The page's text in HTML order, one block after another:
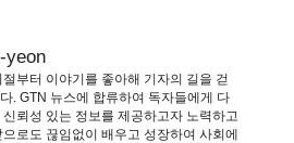
yeon
절부터 이야기를 좋아해 기자의 길을 걷
. GTN 뉴스에 합류하여 독자들에게 다
신뢰성 있는 정보를 제공하고자 노력하고
으로도 끊임없이 배우고 성장하여 사회에